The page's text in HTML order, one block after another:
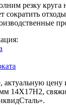
резку круга
сократить
актуальную цену
14Х17Н2,